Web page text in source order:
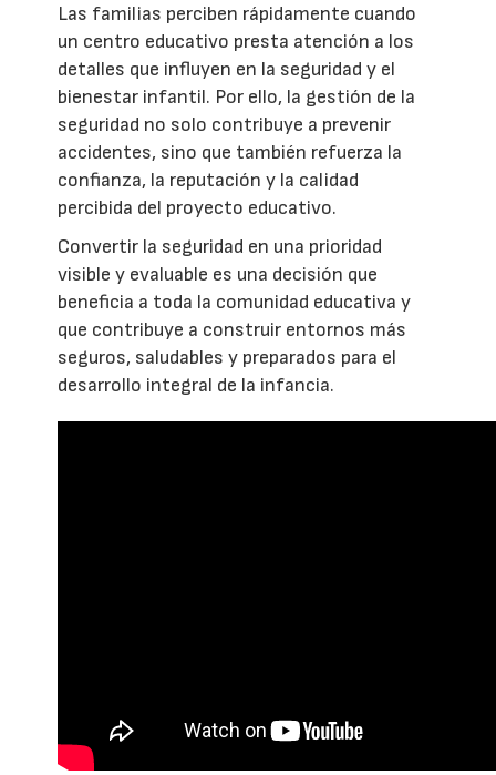
Las familias perciben rápidamente cuando
un centro educativo presta atención a los
detalles que influyen en la seguridad y el
bienestar infantil. Por ello, la gestión de la
seguridad no solo contribuye a prevenir
accidentes, sino que también refuerza la
confianza, la reputación y la calidad
percibida del proyecto educativo.
Convertir la seguridad en una prioridad
visible y evaluable es una decisión que
beneficia a toda la comunidad educativa y
que contribuye a construir entornos más
seguros, saludables y preparados para el
desarrollo integral de la infancia.